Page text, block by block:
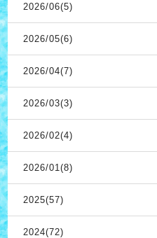
2026/06(5)
2026/05(6)
2026/04(7)
2026/03(3)
2026/02(4)
2026/01(8)
2025(57)
2024(72)